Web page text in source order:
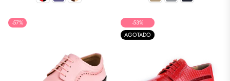
-57%
-53%
AGOTADO